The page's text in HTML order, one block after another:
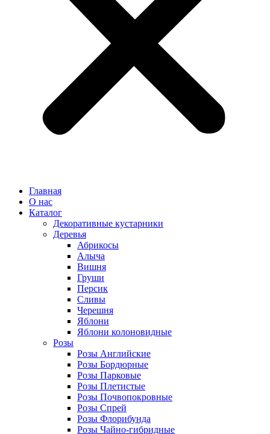
Главная
О нас
Каталог
Декоративные кустарники
Деревья
Абрикосы
Алыча
Вишня
Груши
Персик
Сливы
Черешня
Яблони
Яблони колоновидные
Розы
Розы Английские
Розы Бордюрные
Розы Парковые
Розы Плетистые
Розы Почвопокровные
Розы Спрей
Розы Флорибунда
Розы Чайно-гибридные